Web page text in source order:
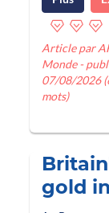
Article par
Monde -
07/08/2026
mots)
gold